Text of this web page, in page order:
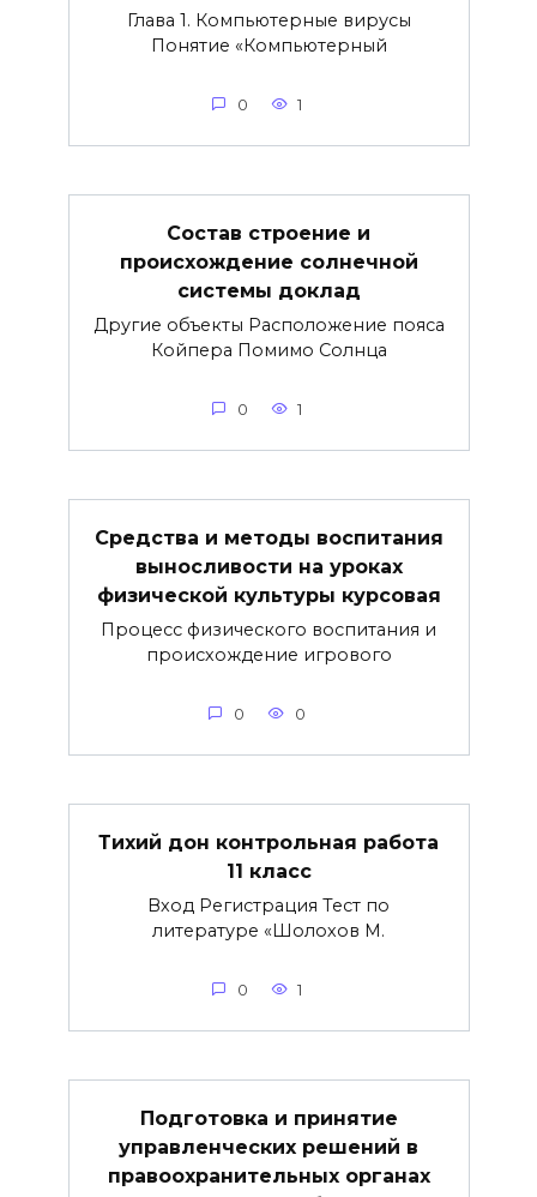
Глава 1. Компьютерные вирусы
Понятие «Компьютерный
0 1
Состав строение и
происхождение солнечной
системы доклад
Другие объекты Расположение пояса
Койпера Помимо Солнца
0 1
Средства и методы воспитания
выносливости на уроках
физической культуры курсовая
Процесс физического воспитания и
происхождение игрового
0 0
Тихий дон контрольная работа
11 класс
Вход Регистрация Тест по
литературе «Шолохов М.
0 1
Подготовка и принятие
управленческих решений в
правоохранительных органах